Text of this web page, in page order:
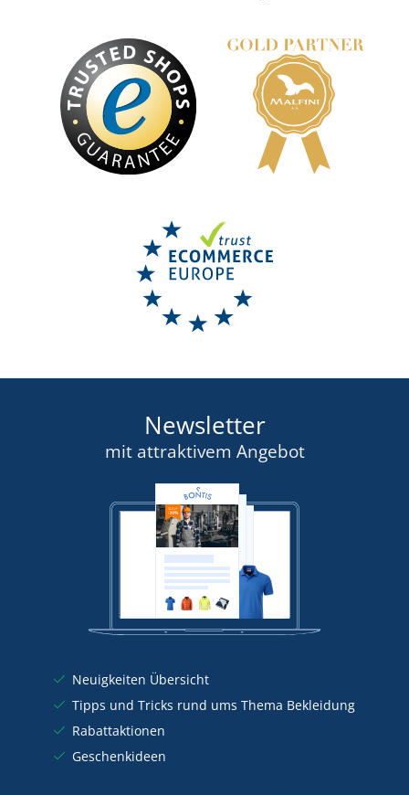
Newsletter
mit attraktivem Angebot
Neuigkeiten Übersicht
Tipps und Tricks rund ums Thema Bekleidung
Rabattaktionen
Geschenkideen